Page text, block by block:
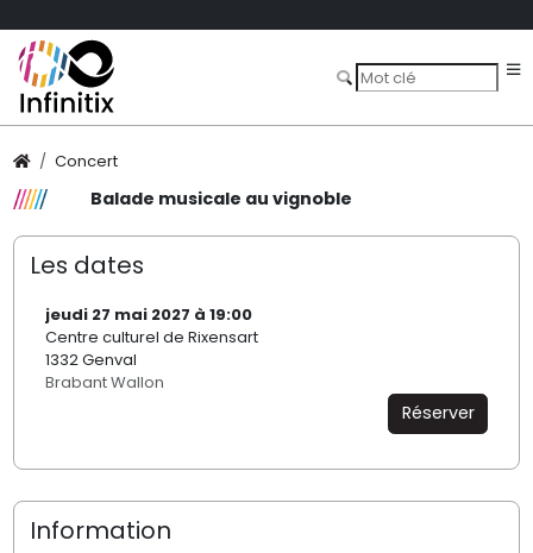
Concert
Balade musicale au vignoble
Les dates
jeudi 27 mai 2027 à 19:00
Centre culturel de Rixensart
1332 Genval
Brabant Wallon
Réserver
Information